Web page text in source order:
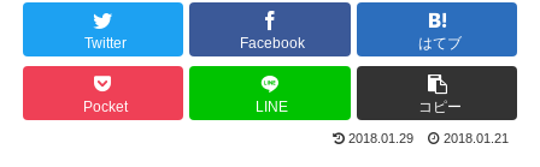
Twitter Facebook はてブ
Pocket LINE コピー
2018.01.29 2018.01.21